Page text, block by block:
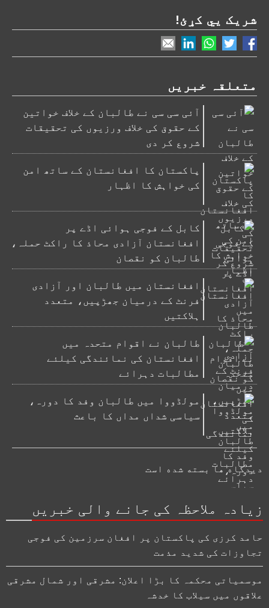
شریک یي کړئ!
متعلقہ خبریں
آئی سی سی نے طالبان کے خلاف خواتین
کے حقوق کی خلاف ورزیوں کی تحقیقات
شروع کر دی
پاکستان کا افغانستان کے ساتھ امن
کی خواہش کا اظہار
کابل کے فوجی ہوائی اڈے پر
افغانستان آزادی محاذ کا راکٹ حملہ،
طالبان کو نقصان
افغانستان میں طالبان اور آزادی
فرنٹ کے درمیان جھڑپیں، متعدد
ہلاکتیں
طالبان نے اقوام متحدہ میں
افغانستان کی نمائندگی کیلئے
مطالبات دہرائے
مولڈووا میں طالبان وفد کا دورہ،
سیاسی شداں مداں کا باعث
دیدگاه ها بسته شده است
زیادہ ملاحظہ کی جانے والی خبریں
حامد کرزی کی پاکستان پر افغان سرزمین کی فوجی
تجاوزات کی شدید مذمت
موسمیاتی محکمہ کا بڑا اعلان: مشرقی اور شمال مشرقی
علاقوں میں سیلاب کا خدشہ